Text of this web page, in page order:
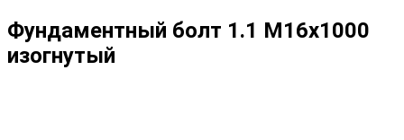
Фундаментный болт 1.1 М16х1000
изогнутый